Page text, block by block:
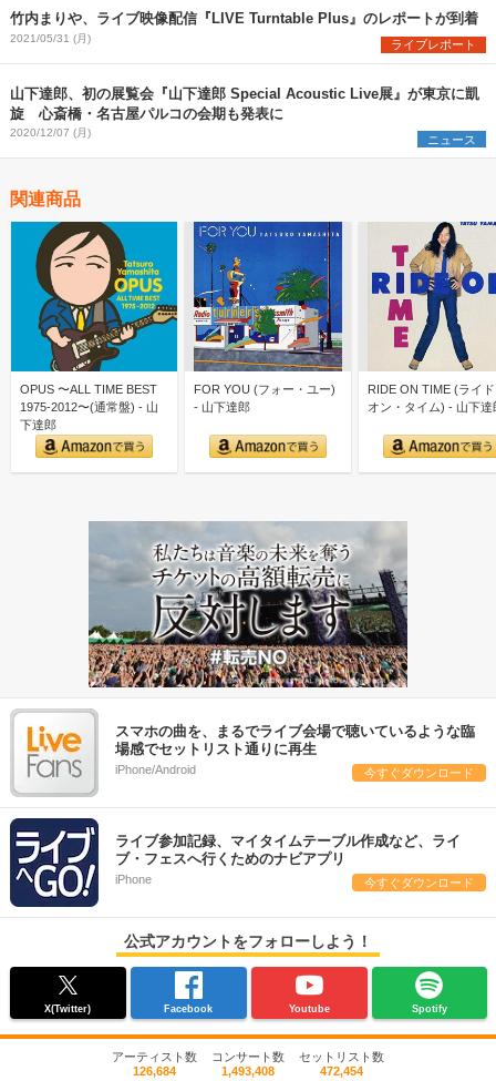
竹内まりや、ライブ映像配信『LIVE Turntable Plus』のレポートが到着
2021/05/31 (月) ライブレポート
山下達郎、初の展覧会『山下達郎 Special Acoustic Live展』が東京に凱
旋 心斎橋・名古屋パルコの会期も発表に
2020/12/07 (月) ニュース
関連商品
OPUS 〜ALL TIME BEST
1975-2012〜(通常盤) - 山
下達郎
FOR YOU (フォー・ユー)
- 山下達郎
RIDE ON TIME (ライ
オン・タイム) - 山下達
スマホの曲を、まるでライブ会場で聴いているような臨
場感でセットリスト通りに再生
iPhone/Android 今すぐダウンロード
ライブ参加記録、マイタイムテーブル作成など、ライ
ブ・フェスへ行くためのナビアプリ
iPhone 今すぐダウンロード
公式アカウントをフォローしよう！
X(Twitter) Facebook Youtube Spotify
アーティスト数
126,684
コンサート数
1,493,408
セットリスト数
472,454